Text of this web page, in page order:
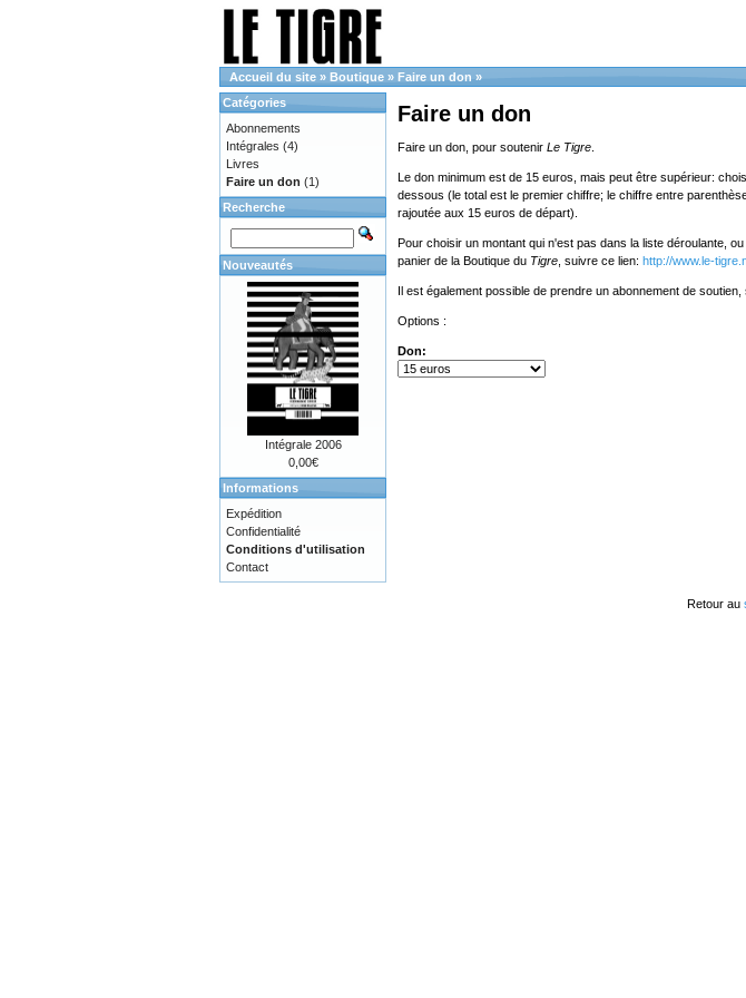
Accueil du site » Boutique » Faire un don »
Faire un don
Faire un don, pour soutenir Le Tigre
Le don minimum est de 15 euros, mais peut être supérieur:
dessous (le total est le premier chiffre; le chiffre entre
rajoutée aux 15 euros de départ).
Pour choisir un montant qui n'est pas dans la liste déroulante,
panier de la Boutique du Tigre , suivre ce lien: http://www.le-
Il est également possible de prendre un abonnement de soutien,
Options :
Don:
Catégories
Abonnements
Intégrales (4)
Livres
Faire un don (1)
Recherche
Nouveautés
Intégrale 2006
0,00€
Informations
Expédition
Confidentialité
Conditions d'utilisation
Contact
Retour au